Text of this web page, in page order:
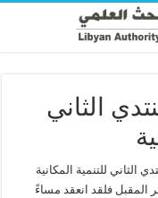
الثاني
الثاني للتنمية المكانية
سينعقد خلال الايام 27-29 سبتمبر المقبل فلقد انعقد مساءً